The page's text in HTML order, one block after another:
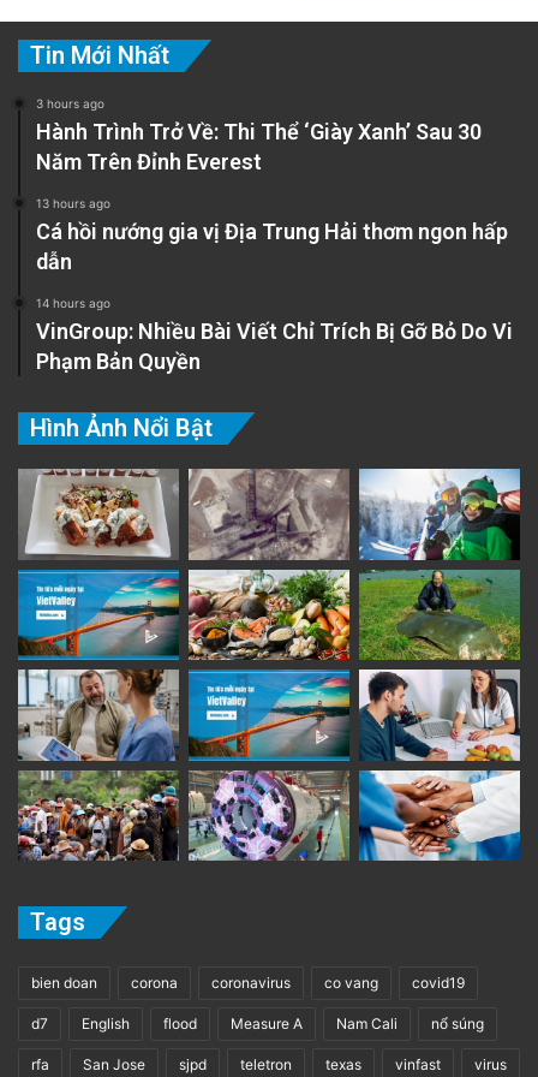
Tin Mới Nhất
3 hours ago
Hành Trình Trở Về: Thi Thể ‘Giày Xanh’ Sau 30
Năm Trên Đỉnh Everest
13 hours ago
Cá hồi nướng gia vị Địa Trung Hải thơm ngon hấp
dẫn
14 hours ago
VinGroup: Nhiều Bài Viết Chỉ Trích Bị Gỡ Bỏ Do Vi
Phạm Bản Quyền
Hình Ảnh Nổi Bật
Tags
bien doan corona coronavirus co vang covid19
d7 English flood Measure A Nam Cali nổ súng
rfa San Jose sjpd teletron texas vinfast virus